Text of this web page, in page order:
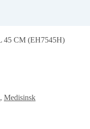
45 CM (EH7545H)
, Medisinsk